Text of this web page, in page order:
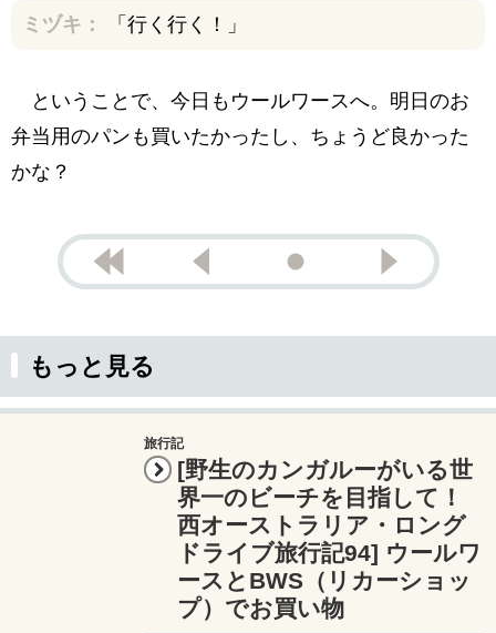
ミヅキ： 「行く行く！」
ということで、今日もウールワースへ。明日のお
弁当用のパンも買いたかったし、ちょうど良かった
かな？
もっと見る
旅行記
[野生のカンガルーがいる世
界一のビーチを目指して！
西オーストラリア・ロング
ドライブ旅行記94] ウールワ
ースとBWS（リカーショッ
プ）でお買い物